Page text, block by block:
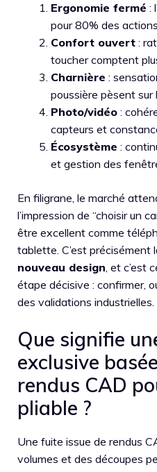
Ergonomie fermé :
pour 80% des
Confort ouvert :
toucher comptent
Charnière :
poussière pèsent sur
Photo/vidéo :
capteurs et
Écosystème :
et gestion des
En filigrane, le marché
l’impression de “choisir un
être excellent comme
tablette. C’est précisément
nouveau design, et c’est
étape décisive : confirmer,
des validations industrielles.
Que signifie
exclusive
rendus CAD
pliable ?
Une fuite issue de rendus
volumes et des découpes